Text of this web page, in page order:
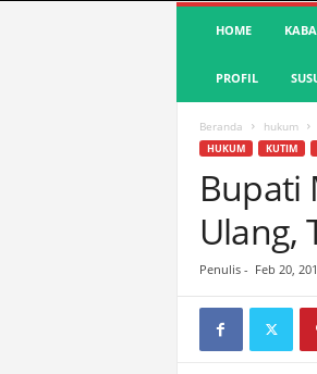
S
a
HOME
PROFIL
Beranda hukum
HUKUM KUTIM
Bupati
Ulang,
Penulis - Feb 20,